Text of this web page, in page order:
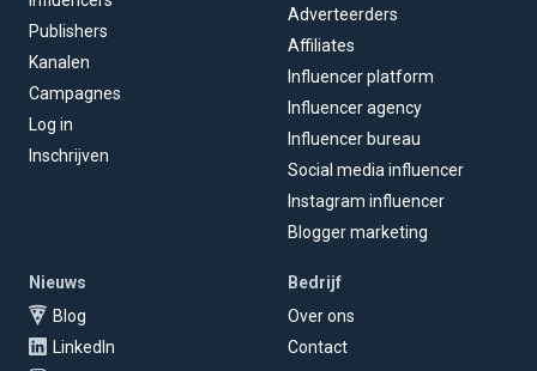
Publishers
Kanalen
Campagnes
Log in
Inschrijven
Adverteerders
Affiliates
Influencer platform
Influencer agency
Influencer bureau
Social media influencer
Instagram influencer
Blogger marketing
Nieuws
Blog
LinkedIn
Bedrijf
Over ons
Contact